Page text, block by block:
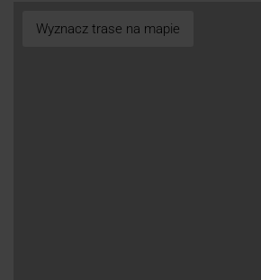
Wyznacz trase na mapie